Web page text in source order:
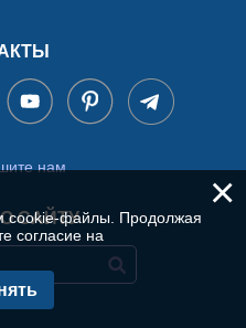
нам
САЙТУ
×
cookie-файлы. Продолжая
согласие на